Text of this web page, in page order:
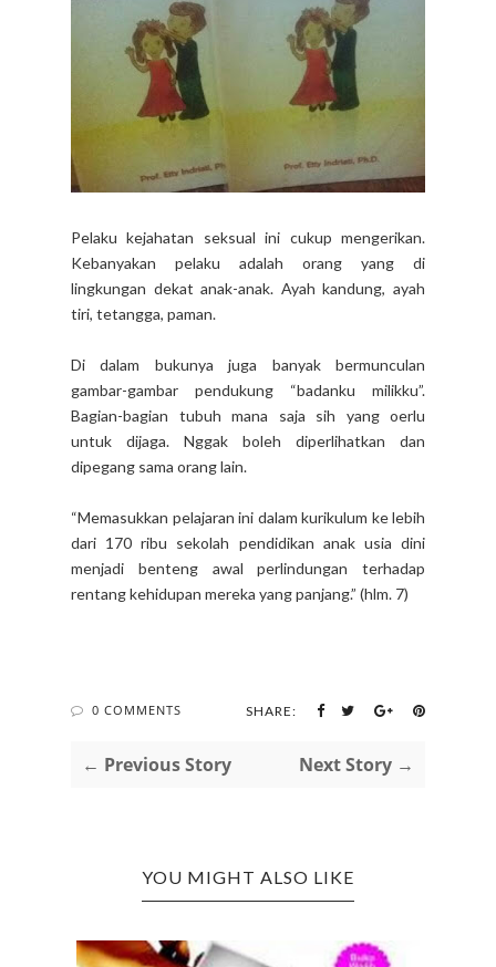
Pelaku kejahatan seksual ini cukup mengerikan.
Kebanyakan pelaku adalah orang yang di
lingkungan dekat anak-anak. Ayah kandung, ayah
tiri, tetangga, paman.
Di dalam bukunya juga banyak bermunculan
gambar-gambar pendukung “badanku milikku”.
Bagian-bagian tubuh mana saja sih yang oerlu
untuk dijaga. Nggak boleh diperlihatkan dan
dipegang sama orang lain.
“Memasukkan pelajaran ini dalam kurikulum ke lebih
dari 170 ribu sekolah pendidikan anak usia dini
menjadi benteng awal perlindungan terhadap
rentang kehidupan mereka yang panjang.” (hlm. 7)
0 COMMENTS SHARE:
← Previous Story Next Story →
YOU MIGHT ALSO LIKE